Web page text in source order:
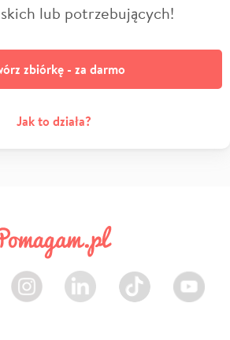
lub potrzebujących!
zbiórkę - za darmo
Jak to działa?
Instagram LinkedIn TikTok Youtube